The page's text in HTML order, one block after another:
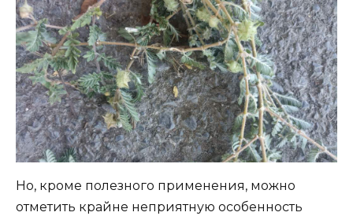
Но, кроме полезного применения, можно
отметить крайне неприятную особенность